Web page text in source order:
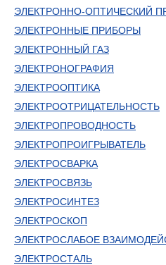
ЭЛЕКТРОННО-ОПТИЧЕСКИЙ
ЭЛЕКТРОННЫЕ ПРИБОРЫ
ЭЛЕКТРОННЫЙ ГАЗ
ЭЛЕКТРОНОГРАФИЯ
ЭЛЕКТРООПТИКА
ЭЛЕКТРООТРИЦАТЕЛЬНОСТЬ
ЭЛЕКТРОПРОВОДНОСТЬ
ЭЛЕКТРОПРОИГРЫВАТЕЛЬ
ЭЛЕКТРОСВАРКА
ЭЛЕКТРОСВЯЗЬ
ЭЛЕКТРОСИНТЕЗ
ЭЛЕКТРОСКОП
ЭЛЕКТРОСЛАБОЕ
ЭЛЕКТРОСТАЛЬ